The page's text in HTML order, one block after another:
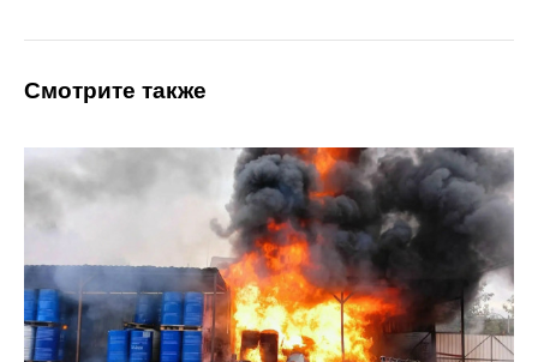
Смотрите также